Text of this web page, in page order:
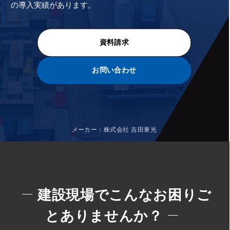
の導入実績があります。
資料請求
お問い合わせ
メーカー：株式会社 吉田東光
建設現場でこんなお困りご
とありませんか？